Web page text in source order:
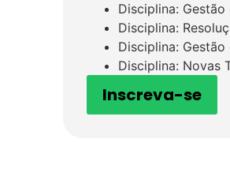
Disciplina:
Disciplina:
Disciplina:
Disciplina: Novas
Inscreva-se